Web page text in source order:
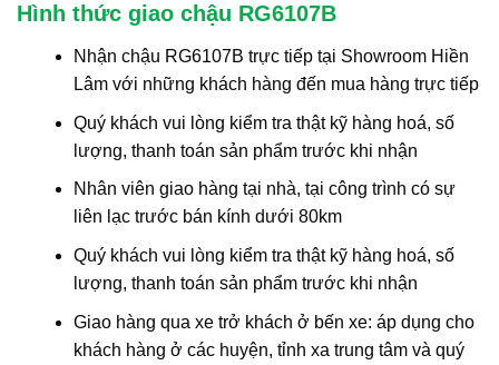
Hình thức giao chậu RG6107B
Nhận chậu RG6107B trực tiếp tại Showroom Hiền
Lâm với những khách hàng đến mua hàng trực tiếp
Quý khách vui lòng kiểm tra thật kỹ hàng hoá, số
lượng, thanh toán sản phẩm trước khi nhận
Nhân viên giao hàng tại nhà, tại công trình có sự
liên lạc trước bán kính dưới 80km
Quý khách vui lòng kiểm tra thật kỹ hàng hoá, số
lượng, thanh toán sản phẩm trước khi nhận
Giao hàng qua xe trở khách ở bến xe: áp dụng cho
khách hàng ở các huyện, tỉnh xa trung tâm và quý